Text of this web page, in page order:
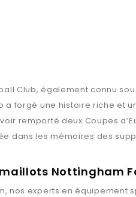
Club, également connu
a forgé une histoire riche et
remporté deux Coupes
dans les mémoires des
Nottingham
, nos experts en équipement